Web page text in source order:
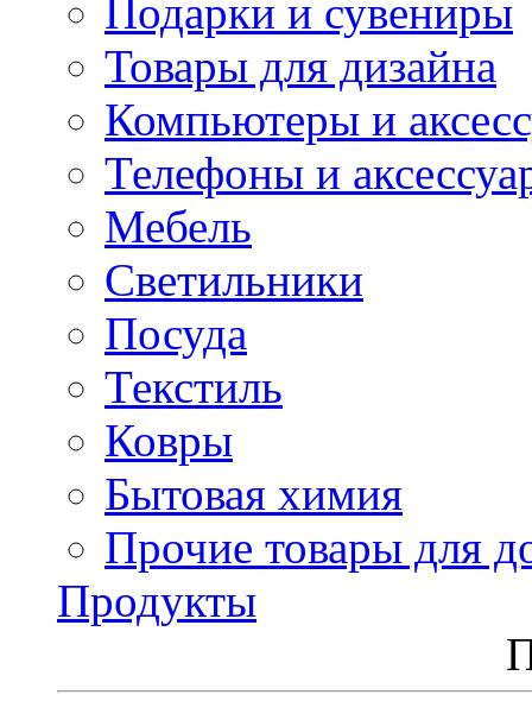
Подарки и сувениры
Товары для дизайна
Компьютеры и
Телефоны и
Мебель
Светильники
Посуда
Текстиль
Ковры
Бытовая химия
Прочие товары для
Продукты